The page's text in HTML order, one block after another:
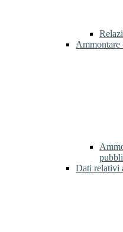
Ammontare
Dati relativi